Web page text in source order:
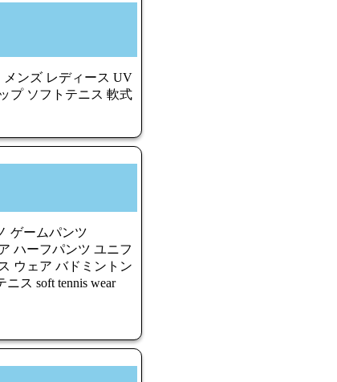
メンズ レディース UV
プ ソフトテニス 軟式
ゲームパンツ
ハーフパンツ ユニフ
ウェア バドミントン
ス soft tennis wear